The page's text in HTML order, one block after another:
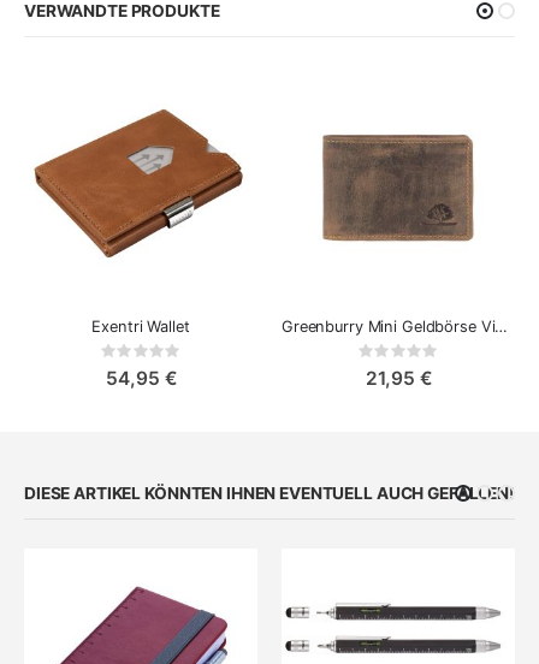
VERWANDTE PRODUKTE
Exentri Wallet
Rating:
54,95 €
Greenburry Mini Geldbörse Vintage
Rating:
21,95 €
DIESE ARTIKEL KÖNNTEN IHNEN EVENTUELL AUCH GEFALLEN!